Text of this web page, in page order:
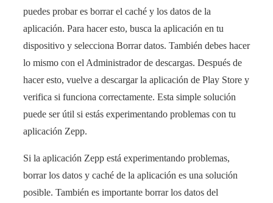
puedes probar es borrar el caché y los datos de la
aplicación. Para hacer esto, busca la aplicación en tu
dispositivo y selecciona Borrar datos. También debes hacer
lo mismo con el Administrador de descargas. Después de
hacer esto, vuelve a descargar la aplicación de Play Store y
verifica si funciona correctamente. Esta simple solución
puede ser útil si estás experimentando problemas con tu
aplicación Zepp.
Si la aplicación Zepp está experimentando problemas,
borrar los datos y caché de la aplicación es una solución
posible. También es importante borrar los datos del